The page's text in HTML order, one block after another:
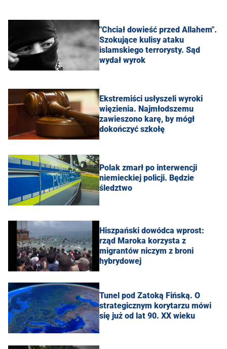
"Chciał dowieść przed Allahem".
Szokujące kulisy ataku
islamskiego terrorysty. Sąd
wydał wyrok
Ekstremiści usłyszeli wyroki
więzienia. Najmłodszemu
zawieszono karę, by mógł
dokończyć szkołę
Polak zmarł po interwencji
niemieckiej policji. Będzie
śledztwo
Hiszpański dowódca wprost:
rząd Maroka korzysta z
migrantów niczym z broni
hybrydowej
Tunel pod Zatoką Fińską. O
strategicznym korytarzu mówi
się już od lat 90. XX wieku